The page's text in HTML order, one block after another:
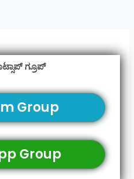
ಗ್ರೂಪ್
Group
Group